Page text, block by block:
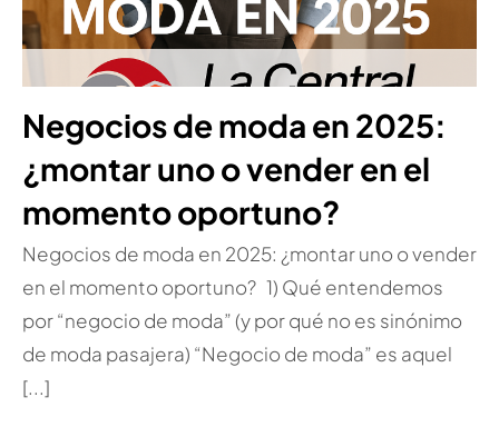
Negocios de moda en 2025:
¿montar uno o vender en el
momento oportuno?
Negocios de moda en 2025: ¿montar uno o vender
en el momento oportuno? 1) Qué entendemos
por “negocio de moda” (y por qué no es sinónimo
de moda pasajera) “Negocio de moda” es aquel
[...]